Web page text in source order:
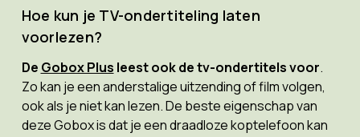
Hoe kun je TV-ondertiteling laten
voorlezen?
De Gobox Plus leest ook de tv-ondertitels voor.
Zo kan je een anderstalige uitzending of film volgen,
ook als je niet kan lezen. De beste eigenschap van
deze Gobox is dat je een draadloze koptelefoon kan